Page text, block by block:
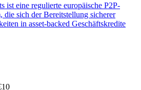
ist eine regulierte europäische P2P-
die sich der Bereitstellung sicherer
in asset-backed Geschäftskredite